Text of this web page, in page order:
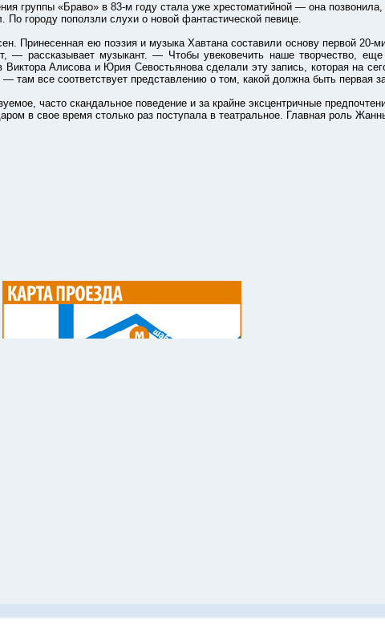
«Браво» в 83-м году стала уже хрестоматийной — она позвонила,
городу поползли слухи о новой фантастической певице.
ею поэзия и музыка Хавтана составили основу первой 20-
— рассказывает музыкант. — Чтобы увековечить наше творчество,
Алисова и Юрия Севостьянова сделали эту запись, которая на
там все соответствует представлению о том, какой должна быть первая
часто скандальное поведение и за крайне эксцентричные
в свое время столько раз поступала в театральное. Главная роль